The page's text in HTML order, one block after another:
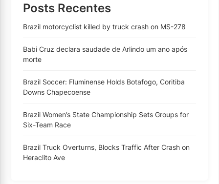
Posts Recentes
Brazil motorcyclist killed by truck crash on MS-278
Babi Cruz declara saudade de Arlindo um ano após
morte
Brazil Soccer: Fluminense Holds Botafogo, Coritiba
Downs Chapecoense
Brazil Women’s State Championship Sets Groups for
Six-Team Race
Brazil Truck Overturns, Blocks Traffic After Crash on
Heraclito Ave